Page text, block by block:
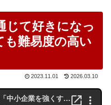
じて好きになっ
も難易度の高い
2023.11.01 2026.03.10